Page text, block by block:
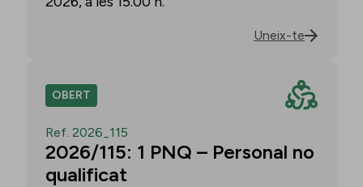
Uneix-te
OBERT
Ref. 2026_115
2026/115: 1 PNQ – Personal no
qualificat